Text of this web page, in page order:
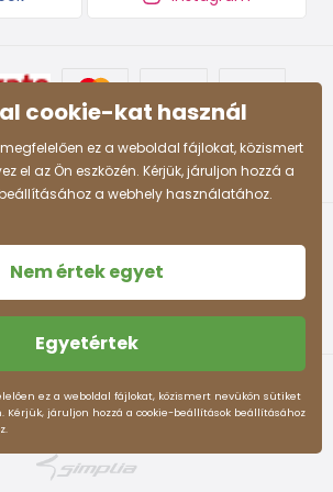
© 2026. WebdesignLitvanyi.sk.
cookie-kat használ
ez a weboldal fájlokat, közismert
el az Ön eszközén. Kérjük, járuljon hozzá a
a webhely használatához.
Nem értek egyet
Egyetértek
ez a weboldal fájlokat, közismert nevükön sütiket
Kérjük, járuljon hozzá a cookie-beállítások beállításához